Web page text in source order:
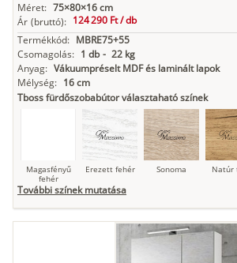
Méret: 75×80×16 cm
Ár (bruttó): 124 290 Ft /db
Termékkód: MBRE75+55
Csomagolás: 1 db - 22 kg
Anyag: Vákuumpréselt MDF és laminált lapok
Mélység: 16 cm
Tboss fürdőszobabútor választaható színek
Magasfényű
fehér
Erezett fehér Sonoma Natúr
fehér
További színek mutatása